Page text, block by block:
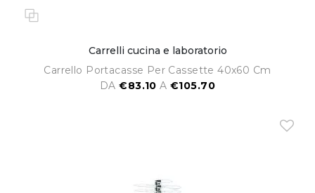
Carrelli cucina e laboratorio
Carrello Portacasse Per Cassette 40x60 Cm
DA€83.10A€105.70